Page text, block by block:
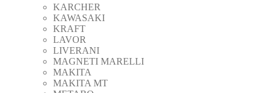
KARCHER
KAWASAKI
KRAFT
LAVOR
LIVERANI
MAGNETI MARELLI
MAKITA
MAKITA MT